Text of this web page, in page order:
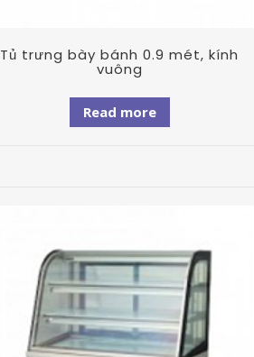
Tủ trưng bày bánh 0.9 mét, kính
vuông
Read more